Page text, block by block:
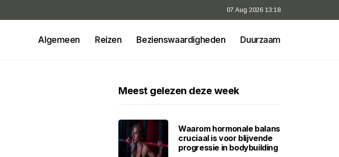
07 Aug 2026 13:18
Algemeen Reizen Bezienswaardigheden Duurzaam
Meest gelezen deze week
Waarom hormonale balans
cruciaal is voor blijvende
progressie in bodybuilding